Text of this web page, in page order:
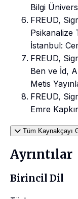
Bilgi
FREUD,
Psikanalize
İstanbul:
FREUD,
Ben ve İd,
Metis
FREUD,
Emre
Tüm Kaynakçayı
Ayrıntılar
Birincil Dil